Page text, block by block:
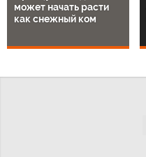
может начать расти
как снежный ком